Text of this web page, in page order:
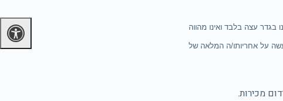
עצה בלבד ואינו מהווה
על אחריותו/ה המלאה של
מכירות.